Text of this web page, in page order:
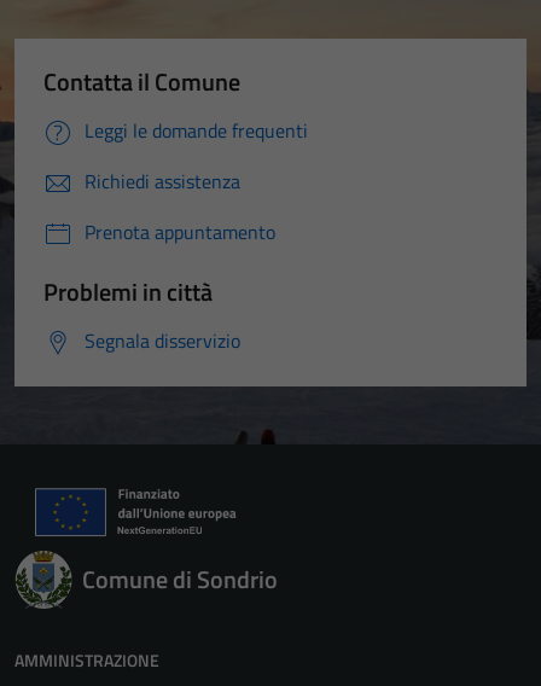
Contatta il Comune
Leggi le domande frequenti
Richiedi assistenza
Prenota appuntamento
Problemi in città
Segnala disservizio
Comune di Sondrio
AMMINISTRAZIONE